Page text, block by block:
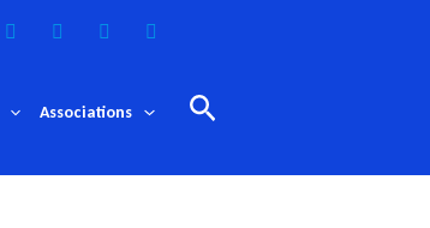
Associations Rechercher